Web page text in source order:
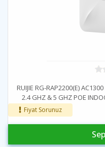
RUIJIE RG-RAP2200(E)
2.4 GHZ & 5 GHZ POE
Fiyat Sorunuz